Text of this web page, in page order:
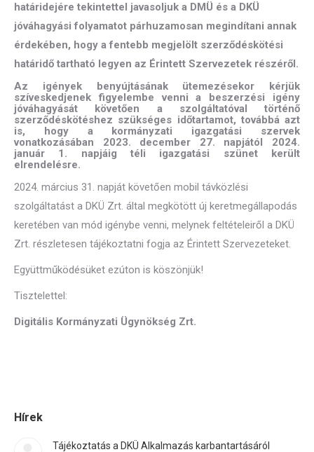
határidejére tekintettel javasoljuk a DMÜ és a DKÜ
jóváhagyási folyamatot párhuzamosan megindítani annak
érdekében, hogy a fentebb megjelölt szerződéskötési
határidő tartható legyen az Érintett Szervezetek részéről.
Az igények benyújtásának ütemezésekor kérjük
szíveskedjenek figyelembe venni a beszerzési igény
jóváhagyását követően a szolgáltatóval történő
szerződéskötéshez szükséges időtartamot, továbbá azt
is, hogy a kormányzati igazgatási szervek
vonatkozásában 2023. december 27. napjától 2024.
január 1. napjáig téli igazgatási szünet került
elrendelésre.
2024. március 31. napját követően mobil távközlési
szolgáltatást a DKÜ Zrt. által megkötött új keretmegállapodás
keretében van mód igénybe venni, melynek feltételeiről a DKÜ
Zrt. részletesen tájékoztatni fogja az Érintett Szervezeteket.
Együttműködésüket ezúton is köszönjük!
Tisztelettel:
Digitális Kormányzati Ügynökség Zrt.
Hírek
Tájékoztatás a DKÜ Alkalmazás karbantartásáról